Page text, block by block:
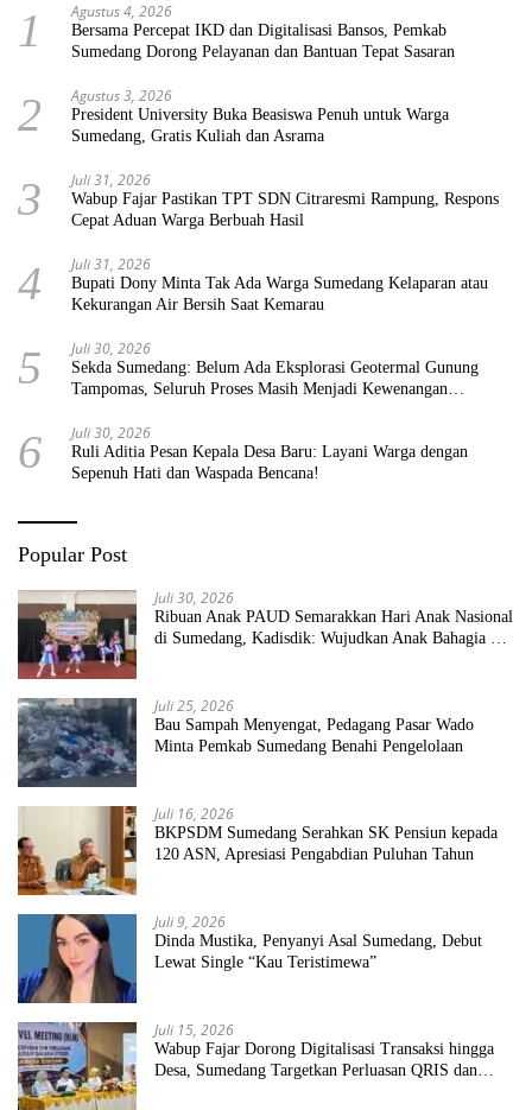
1 Agustus 4, 2026
Bersama Percepat IKD dan Digitalisasi Bansos, Pemkab
Sumedang Dorong Pelayanan dan Bantuan Tepat Sasaran
2 Agustus 3, 2026
President University Buka Beasiswa Penuh untuk Warga
Sumedang, Gratis Kuliah dan Asrama
3 Juli 31, 2026
Wabup Fajar Pastikan TPT SDN Citraresmi Rampung, Respons
Cepat Aduan Warga Berbuah Hasil
4 Juli 31, 2026
Bupati Dony Minta Tak Ada Warga Sumedang Kelaparan atau
Kekurangan Air Bersih Saat Kemarau
5 Juli 30, 2026
Sekda Sumedang: Belum Ada Eksplorasi Geotermal Gunung
Tampomas, Seluruh Proses Masih Menjadi Kewenangan
6 Juli 30, 2026
Ruli Aditia Pesan Kepala Desa Baru: Layani Warga dengan
Sepenuh Hati dan Waspada Bencana!
Popular Post
Juli 30, 2026
Ribuan Anak PAUD Semarakkan Hari Anak Nasional
di Sumedang, Kadisdik: Wujudkan Anak Bahagia dan
Juli 25, 2026
Bau Sampah Menyengat, Pedagang Pasar Wado
Minta Pemkab Sumedang Benahi Pengelolaan
Juli 16, 2026
BKPSDM Sumedang Serahkan SK Pensiun kepada
120 ASN, Apresiasi Pengabdian Puluhan Tahun
Juli 9, 2026
Dinda Mustika, Penyanyi Asal Sumedang, Debut
Lewat Single “Kau Teristimewa”
Juli 15, 2026
Wabup Fajar Dorong Digitalisasi Transaksi hingga
Desa, Sumedang Targetkan Perluasan QRIS dan